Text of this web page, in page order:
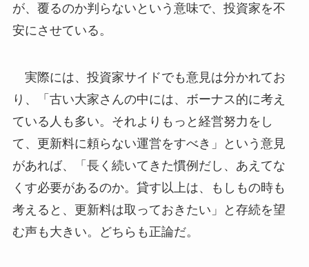
が、覆るのか判らないという意味で、投資家を不
安にさせている。
実際には、投資家サイドでも意見は分かれてお
り、「古い大家さんの中には、ボーナス的に考え
ている人も多い。それよりもっと経営努力をし
て、更新料に頼らない運営をすべき」という意見
があれば、「長く続いてきた慣例だし、あえてな
くす必要があるのか。貸す以上は、もしもの時も
考えると、更新料は取っておきたい」と存続を望
む声も大きい。どちらも正論だ。